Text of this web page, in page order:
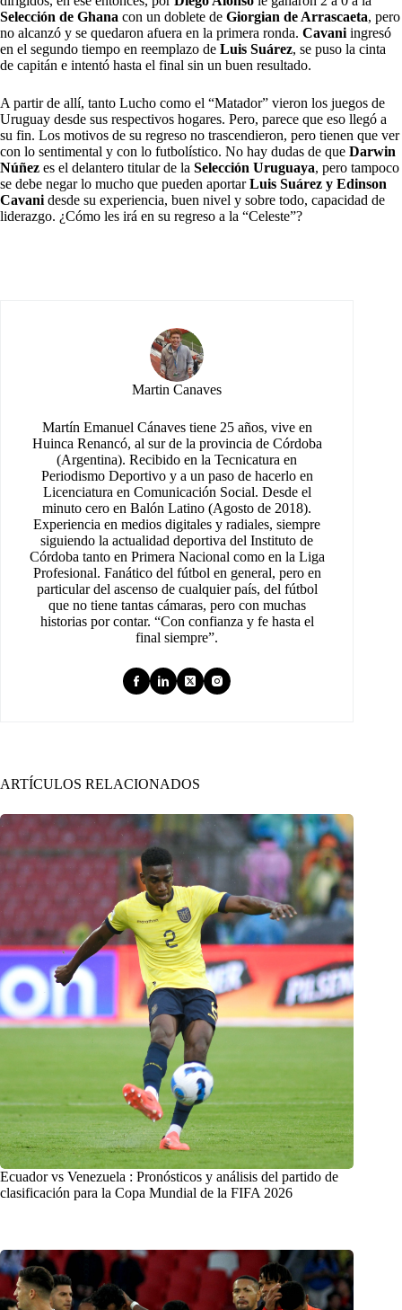
Selección de Ghana con un doblete de Giorgian de Arrascaeta, pero
no alcanzó y se quedaron afuera en la primera ronda. Cavaniingresó
en el segundo tiempo en reemplazo de Luis Suárez, se puso la cinta
de capitán e intentó hasta el final sin un buen resultado.
A partir de allí, tanto Lucho como el “Matador” vieron los juegos de
Uruguay desde sus respectivos hogares. Pero, parece que eso llegó a
su fin. Los motivos de su regreso no trascendieron, pero tienen que ver
con lo sentimental y con lo futbolístico. No hay dudas de que Darwin
Núñez es el delantero titular de la Selección Uruguaya, pero tampoco
se debe negar lo mucho que pueden aportarLuis Suárez y Edinson
Cavanidesde su experiencia, buen nivel y sobre todo, capacidad de
liderazgo. ¿Cómo les irá en su regreso a la “Celeste”?
Martin Canaves
Martín Emanuel Cánaves tiene 25 años, vive en
Huinca Renancó, al sur de la provincia de Córdoba
(Argentina). Recibido en la Tecnicatura en
Periodismo Deportivo y a un paso de hacerlo en
Licenciatura en Comunicación Social. Desde el
minuto cero en Balón Latino (Agosto de 2018).
Experiencia en medios digitales y radiales, siempre
siguiendo la actualidad deportiva del Instituto de
Córdoba tanto en Primera Nacional como en la Liga
Profesional. Fanático del fútbol en general, pero en
particular del ascenso de cualquier país, del fútbol
que no tiene tantas cámaras, pero con muchas
historias por contar. “Con confianza y fe hasta el
final siempre”.
ARTÍCULOS RELACIONADOS
Ecuador vs Venezuela : Pronósticos y análisis del partido de
clasificación para la Copa Mundial de la FIFA 2026